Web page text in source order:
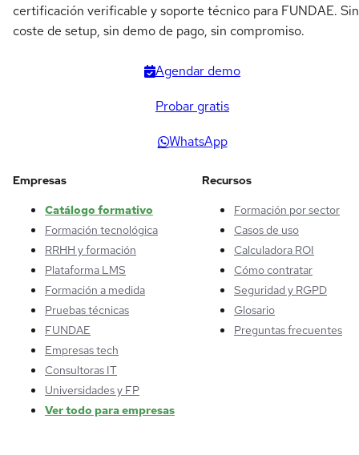
certificación verificable y soporte técnico para FUNDAE. Sin
coste de setup, sin demo de pago, sin compromiso.
Agendar demo
Probar gratis
WhatsApp
Empresas
Catálogo formativo
Formación tecnológica
RRHH y formación
Plataforma LMS
Formación a medida
Pruebas técnicas
FUNDAE
Empresas tech
Consultoras IT
Universidades y FP
Ver todo para empresas
Recursos
Formación por sector
Casos de uso
Calculadora ROI
Cómo contratar
Seguridad y RGPD
Glosario
Preguntas frecuentes